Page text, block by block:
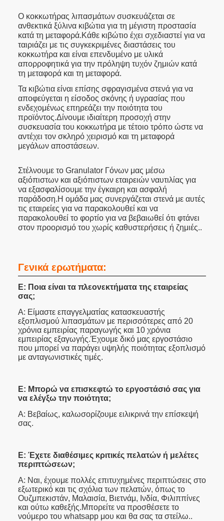
Ο κοκκωτήρας λιπασμάτων συσκευάζεται σε
ανθεκτικά ξύλινα κιβώτια για τη μέγιστη προστασία
κατά τη μεταφορά.Κάθε κιβώτιο έχει σχεδιαστεί για να
ταιριάζει με τις συγκεκριμένες διαστάσεις του
κοκκωτήρα και είναι επενδυμένο με υλικά
απορροφητικά για την πρόληψη τυχόν ζημιών κατά
τη μεταφορά και τη μεταφορά.
Τα κιβώτια είναι επίσης σφραγισμένα στενά για να
αποφεύγεται η είσοδος σκόνης ή υγρασίας που
ενδεχομένως επηρεάζει την ποιότητα του
προϊόντος.Δίνουμε ιδιαίτερη προσοχή στην
συσκευασία του κοκκωτήρα με τέτοιο τρόπο ώστε να
αντέχει τον σκληρό χειρισμό και τη μεταφορά
μεγάλων αποστάσεων.
Στέλνουμε το Granulator Γόνων μας μέσω
αξιόπιστων και αξιόπιστων εταιρειών ναυτιλίας για
να εξασφαλίσουμε την έγκαιρη και ασφαλή
παράδοση.Η ομάδα μας συνεργάζεται στενά με αυτές
τις εταιρείες για να παρακολουθεί και να
παρακολουθεί το φορτίο για να βεβαιωθεί ότι φτάνει
στον προορισμό του χωρίς καθυστερήσεις ή ζημιές..
Γενικά ερωτήματα:
Ε: Ποια είναι τα πλεονεκτήματα της εταιρείας
σας;
Α: Είμαστε επαγγελματίας κατασκευαστής
εξοπλισμού λιπασμάτων με περισσότερες από 20
χρόνια εμπειρίας παραγωγής και 10 χρόνια
εμπειρίας εξαγωγής.Έχουμε δικό μας εργοστάσιο
που μπορεί να παράγει υψηλής ποιότητας εξοπλισμό
με ανταγωνιστικές τιμές.
Ε: Μπορώ να επισκεφτώ το εργοστάσιό σας για
να ελέγξω την ποιότητα;
Α: Βεβαίως, καλωσορίζουμε ειλικρινά την επίσκεψή
σας.
Ε: Έχετε διαθέσιμες κριτικές πελατών ή μελέτες
περιπτώσεων;
Α: Ναι, έχουμε πολλές επιτυχημένες περιπτώσεις στο
εξωτερικό και τις σχόλια των πελατών, όπως το
Ουζμπεκιστάν, Μαλαισία, Βιετνάμ, Ινδία, Φιλιππίνες
και ούτω καθεξής.Μπορείτε να προσθέσετε το
νούμερο του whatsapp μου και θα σας τα στείλω..